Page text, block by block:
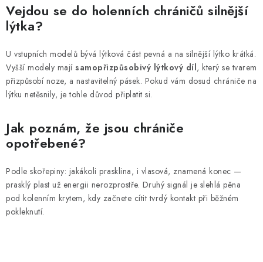
Vejdou se do holenních chráničů silnější
lýtka?
U vstupních modelů bývá lýtková část pevná a na silnější lýtko krátká.
Vyšší modely mají samopřizpůsobivý lýtkový díl, který se tvarem
přizpůsobí noze, a nastavitelný pásek. Pokud vám dosud chrániče na
lýtku netěsnily, je tohle důvod připlatit si.
Jak poznám, že jsou chrániče
opotřebené?
Podle skořepiny: jakákoli prasklina, i vlasová, znamená konec —
prasklý plast už energii nerozprostře. Druhý signál je slehlá pěna
pod kolenním krytem, kdy začnete cítit tvrdý kontakt při běžném
pokleknutí.